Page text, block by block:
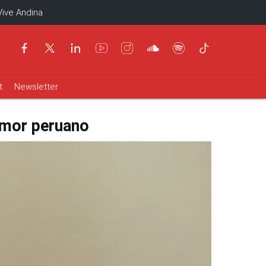
Andina
Newsletter
peruano